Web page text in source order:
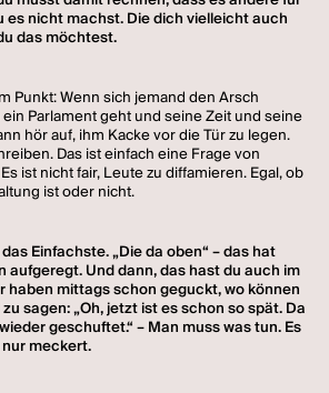
es nicht machst. Die dich vielleicht auch
das möchtest.
Punkt: Wenn sich jemand den Arsch
Parlament geht und seine Zeit und seine
hör auf, ihm Kacke vor die Tür zu legen.
Das ist einfach eine Frage von
ist nicht fair, Leute zu diffamieren. Egal, ob
ist oder nicht.
Einfachste. „Die da oben“ – das hat
aufgeregt. Und dann, das hast du auch im
haben mittags schon geguckt, wo können
sagen: „Oh, jetzt ist es schon so spät. Da
geschuftet.“ – Man muss was tun. Es
meckert.